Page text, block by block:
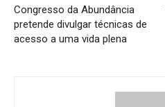
Congresso da Abundância
pretende divulgar técnicas de
acesso a uma vida plena